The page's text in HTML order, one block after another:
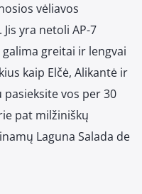
vėliavos
yra netoli AP-7
greitai ir lengvai
kaip Elčė, Alikantė ir
vos per 30
pat milžiniškų
Laguna Salada de